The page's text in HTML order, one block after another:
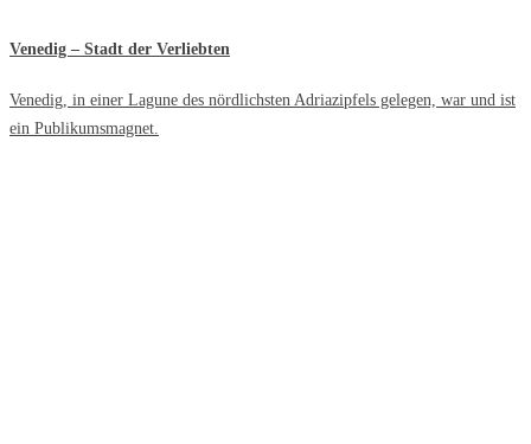
Venedig – Stadt der Verliebten
Venedig, in einer Lagune des nördlichsten Adriazipfels gelegen, war und ist
ein Publikumsmagnet.